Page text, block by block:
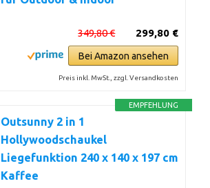
299,80 €
349,80 €
Bei Amazon ansehen
Preis inkl. MwSt., zzgl. Versandkosten
EMPFEHLUNG
Outsunny 2 in 1
Hollywoodschaukel
Liegefunktion 240 x 140 x 197 cm
Kaffee